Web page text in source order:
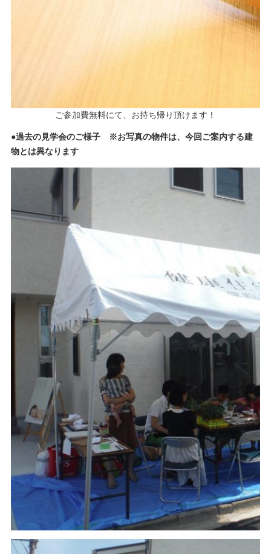
ご参加費無料にて、お持ち帰り頂けます！
●過去の見学会のご様子 ※お写真の物件は、今回ご案内する建
物とは異なります